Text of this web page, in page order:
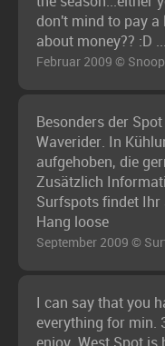
don't mind to pay a
about money?? :D
Februar 2009 ©
Besonders der
Waverider. In
aufgehoben, die
Zusätzlich
Surfspots findet Ihr
Hang loose
September 2009 ©
I can say that you
everything for min.
enjoy. West Spot